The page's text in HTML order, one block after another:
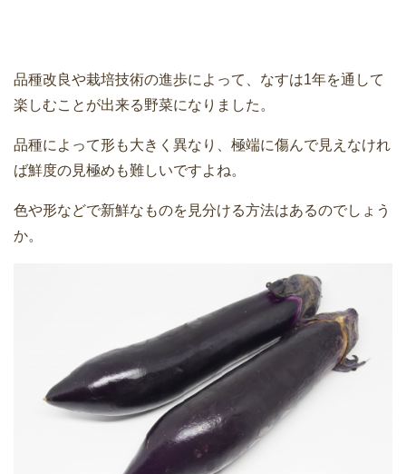
品種改良や栽培技術の進歩によって、なすは1年を通して
楽しむことが出来る野菜になりました。
品種によって形も大きく異なり、極端に傷んで見えなけれ
ば鮮度の見極めも難しいですよね。
色や形などで新鮮なものを見分ける方法はあるのでしょう
か。